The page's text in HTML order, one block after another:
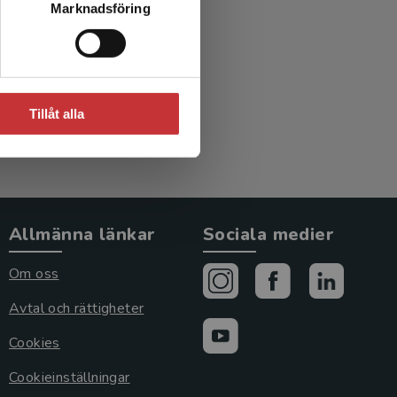
Marknadsföring
Tillåt alla
Allmänna länkar
Om oss
Avtal och rättigheter
Cookies
Cookieinställningar
Sociala medier